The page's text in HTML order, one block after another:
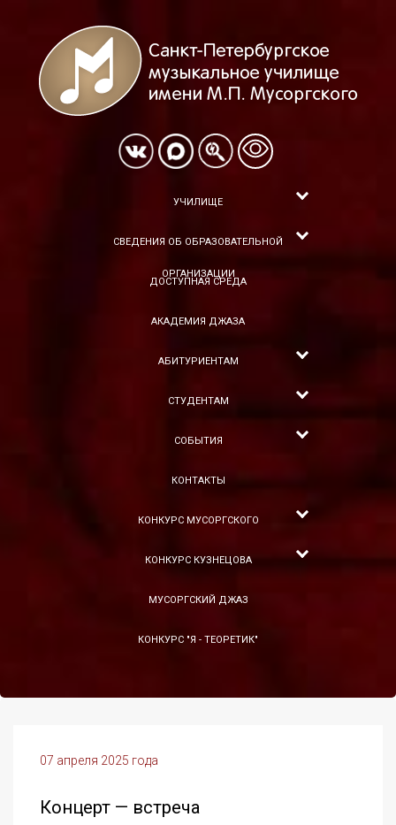
УЧИЛИЩЕ
СВЕДЕНИЯ ОБ ОБРАЗОВАТЕЛЬНОЙ
ОРГАНИЗАЦИИ
ДОСТУПНАЯ СРЕДА
АКАДЕМИЯ ДЖАЗА
АБИТУРИЕНТАМ
СТУДЕНТАМ
СОБЫТИЯ
КОНТАКТЫ
КОНКУРС МУСОРГСКОГО
КОНКУРС КУЗНЕЦОВА
МУСОРГСКИЙ ДЖАЗ
КОНКУРС "Я - ТЕОРЕТИК"
07 апреля 2025 года
Концерт — встреча